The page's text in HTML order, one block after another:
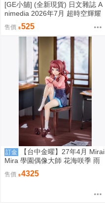
[GE小舖] (全新現貨) 日文雜誌 A
nimedia 2026年7月 超時空輝耀
姬! 刀劍亂舞 魔法姊妹露露特莉
莉 海報
售價 525
訂金
【台中金曜】27年4月 Mirai
Mira 學園偶像大師 花海咲季 雨
後鳶尾花 特訓前Ver 1/7 1002
售價 4325